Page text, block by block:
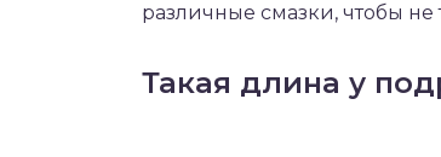
различные смазки, чтобы не
Такая длина у